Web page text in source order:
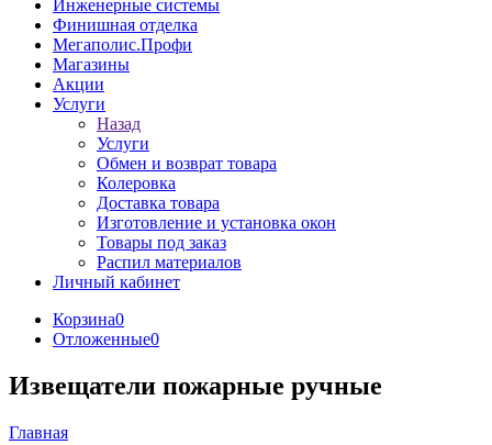
Инженерные системы
Финишная отделка
Мегаполис.Профи
Магазины
Акции
Услуги
Назад
Услуги
Обмен и возврат товара
Колеровка
Доставка товара
Изготовление и установка окон
Товары под заказ
Распил материалов
Личный кабинет
Корзина0
Отложенные0
Извещатели пожарные ручные
Главная